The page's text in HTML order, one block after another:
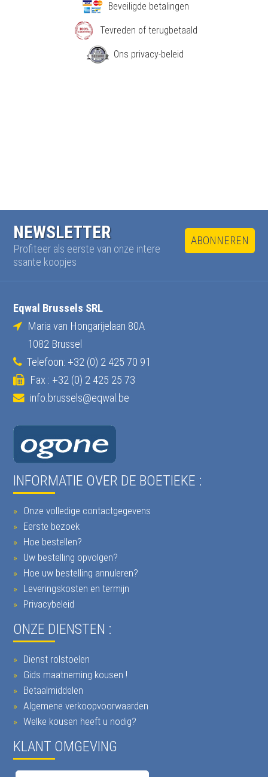
Beveiligde betalingen
Tevreden of terugbetaald
Ons privacy-beleid
ABONNEREN
NEWSLETTER
Profiteer als eerste van onze intere
ssante koopjes
Eqwal Brussels SRL
Maria van Hongarijelaan 80A
1082 Brussel
Telefoon: +32 (0) 2 425 70 91
Fax : +32 (0) 2 425 25 73
info.brussels@eqwal.be
INFORMATIE OVER DE BOETIEKE :
Onze volledige contactgegevens
Eerste bezoek
Hoe bestellen?
Uw bestelling opvolgen?
Hoe uw bestelling annuleren?
Leveringskosten en termijn
Privacybeleid
ONZE DIENSTEN :
Dienst rolstoelen
Gids maatneming kousen !
Betaalmiddelen
Algemene verkoopvoorwaarden
Welke kousen heeft u nodig?
KLANT OMGEVING